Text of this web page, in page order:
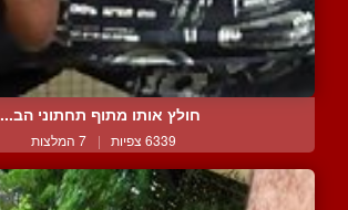
חולץ אותו מתוף תחתוני הב...
6339 צפיות | 7 המלצות